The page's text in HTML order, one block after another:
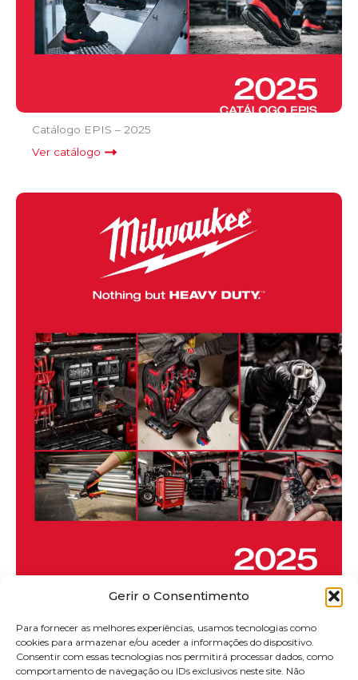
Gerir o Consentimento
Para fornecer as melhores experiências, usamos tecnologias como
cookies para armazenar e/ou aceder a informações do dispositivo.
Consentir com essas tecnologias nos permitirá processar dados, como
comportamento de navegação ou IDs exclusivos neste site. Não
Catálogo EPIS – 2025
Ver catálogo
transporte – 2025
Ver catálogo